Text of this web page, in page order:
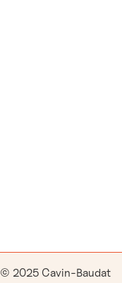
© 2025 Cavin-Baudat